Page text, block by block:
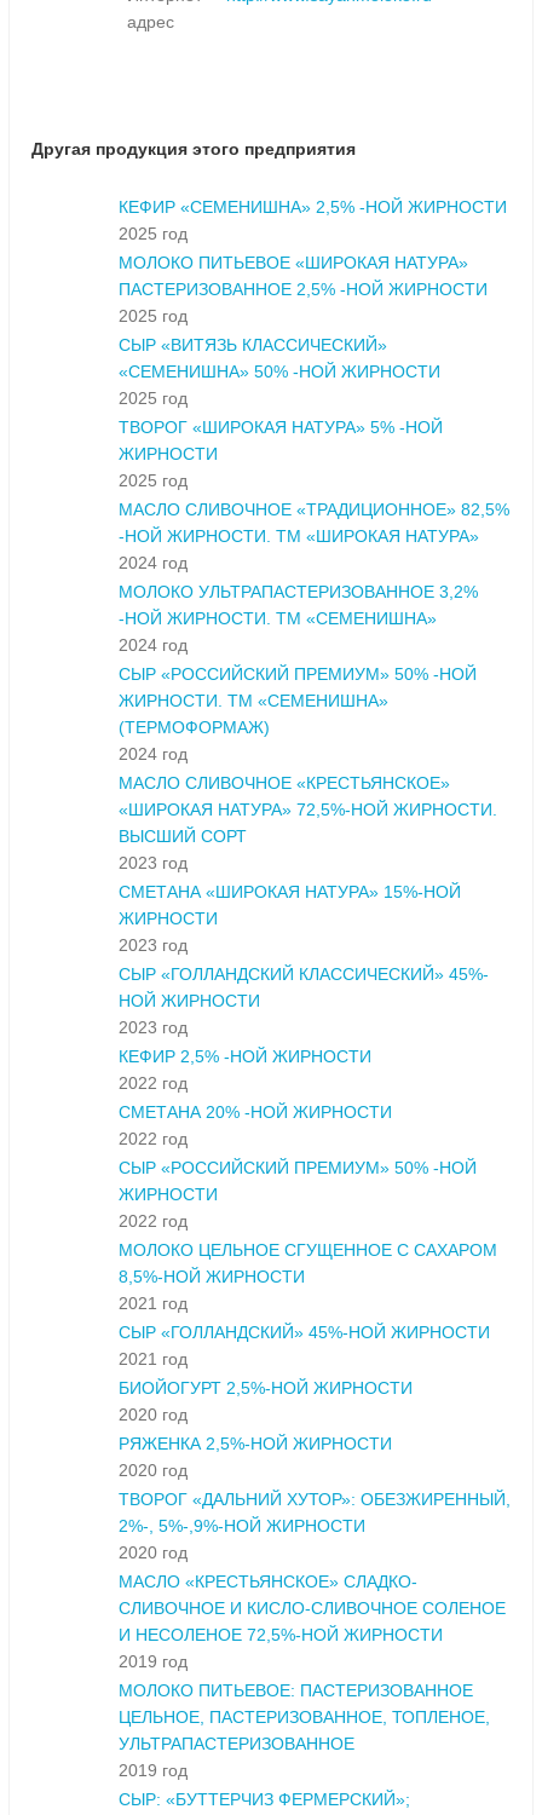
адрес
Другая продукция этого предприятия
КЕФИР «СЕМЕНИШНА» 2,5% -НОЙ ЖИРНОСТИ
2025 год
МОЛОКО ПИТЬЕВОЕ «ШИРОКАЯ НАТУРА»
ПАСТЕРИЗОВАННОЕ 2,5% -НОЙ ЖИРНОСТИ
2025 год
СЫР «ВИТЯЗЬ КЛАССИЧЕСКИЙ»
«СЕМЕНИШНА» 50% -НОЙ ЖИРНОСТИ
2025 год
ТВОРОГ «ШИРОКАЯ НАТУРА» 5% -НОЙ
ЖИРНОСТИ
2025 год
МАСЛО СЛИВОЧНОЕ «ТРАДИЦИОННОЕ» 82,5%
-НОЙ ЖИРНОСТИ. ТМ «ШИРОКАЯ НАТУРА»
2024 год
МОЛОКО УЛЬТРАПАСТЕРИЗОВАННОЕ 3,2%
-НОЙ ЖИРНОСТИ. ТМ «СЕМЕНИШНА»
2024 год
СЫР «РОССИЙСКИЙ ПРЕМИУМ» 50% -НОЙ
ЖИРНОСТИ. ТМ «СЕМЕНИШНА»
(ТЕРМОФОРМАЖ)
2024 год
МАСЛО СЛИВОЧНОЕ «КРЕСТЬЯНСКОЕ»
«ШИРОКАЯ НАТУРА» 72,5%-НОЙ ЖИРНОСТИ.
ВЫСШИЙ СОРТ
2023 год
СМЕТАНА «ШИРОКАЯ НАТУРА» 15%-НОЙ
ЖИРНОСТИ
2023 год
СЫР «ГОЛЛАНДСКИЙ КЛАССИЧЕСКИЙ» 45%-
НОЙ ЖИРНОСТИ
2023 год
КЕФИР 2,5% -НОЙ ЖИРНОСТИ
2022 год
СМЕТАНА 20% -НОЙ ЖИРНОСТИ
2022 год
СЫР «РОССИЙСКИЙ ПРЕМИУМ» 50% -НОЙ
ЖИРНОСТИ
2022 год
МОЛОКО ЦЕЛЬНОЕ СГУЩЕННОЕ С САХАРОМ
8,5%-НОЙ ЖИРНОСТИ
2021 год
СЫР «ГОЛЛАНДСКИЙ» 45%-НОЙ ЖИРНОСТИ
2021 год
БИОЙОГУРТ 2,5%-НОЙ ЖИРНОСТИ
2020 год
РЯЖЕНКА 2,5%-НОЙ ЖИРНОСТИ
2020 год
ТВОРОГ «ДАЛЬНИЙ ХУТОР»: ОБЕЗЖИРЕННЫЙ,
2%-, 5%-,9%-НОЙ ЖИРНОСТИ
2020 год
МАСЛО «КРЕСТЬЯНСКОЕ» СЛАДКО-
СЛИВОЧНОЕ И КИСЛО-СЛИВОЧНОЕ СОЛЕНОЕ
И НЕСОЛЕНОЕ 72,5%-НОЙ ЖИРНОСТИ
2019 год
МОЛОКО ПИТЬЕВОЕ: ПАСТЕРИЗОВАННОЕ
ЦЕЛЬНОЕ, ПАСТЕРИЗОВАННОЕ, ТОПЛЕНОЕ,
УЛЬТРАПАСТЕРИЗОВАННОЕ
2019 год
СЫР: «БУТТЕРЧИЗ ФЕРМЕРСКИЙ»;